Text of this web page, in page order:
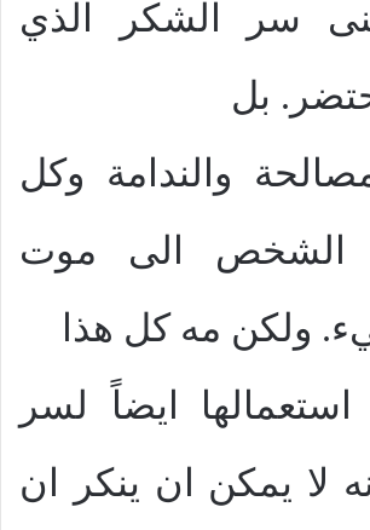
سر الشكر الذي
بل
والندامة وكل
الشخص الى موت
ولكن مه كل هذا
ايضاً لسر
لا يمكن ان ينكر ان